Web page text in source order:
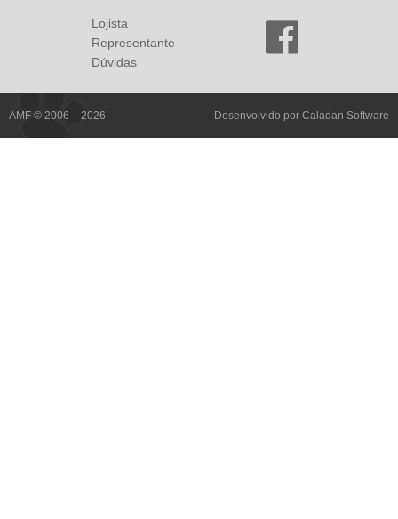
Lojista
Representante
Dúvidas
AMF © 2006 – 2026 Desenvolvido por Caladan Software